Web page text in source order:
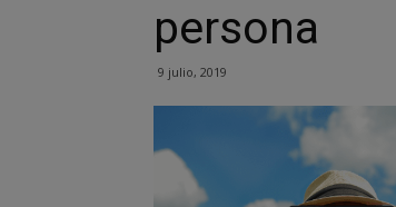
persona
9 julio, 2019